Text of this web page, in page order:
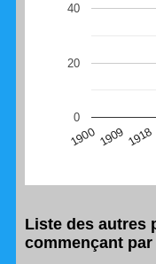
1900 1909 1918
0
20
40
navigateur Safari en
Liste des autres
commençant